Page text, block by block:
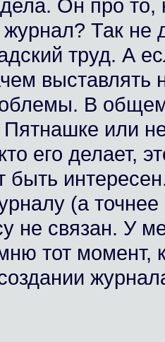
Он про то,
Так не
труд. А
выставлять
В
Пятнашке или
его делает,
быть
(а точнее
не связан. У
тот момент,